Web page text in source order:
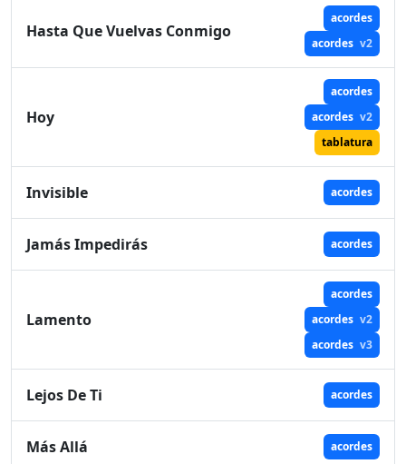
Hasta Que Vuelvas Conmigo
acordes
acordes v2
Hoy
acordes
acordes v2
tablatura
Invisible acordes
Jamás Impedirás acordes
Lamento
acordes
acordes v2
acordes v3
Lejos De Ti acordes
Más Allá acordes